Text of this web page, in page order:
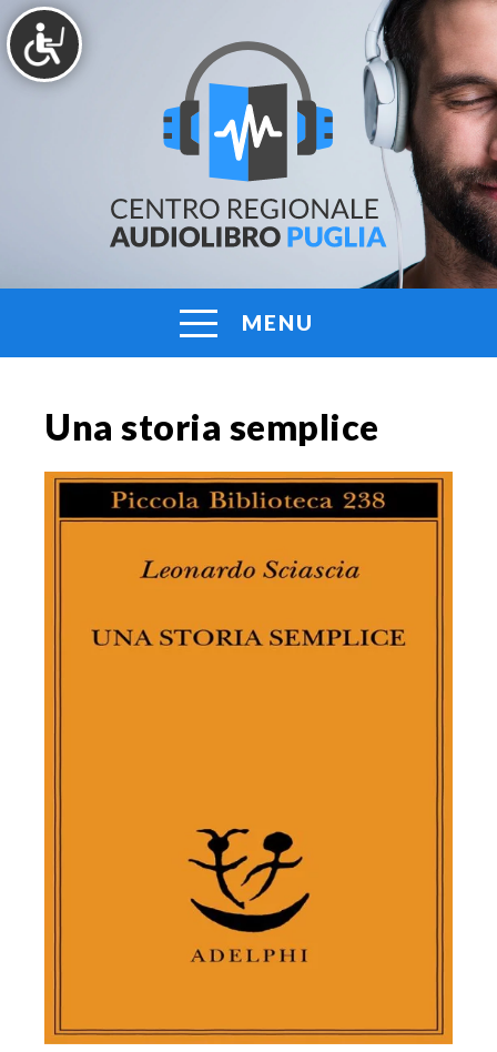
Vai
al
contenuto
AUDIOLIBRO
PUGLIA
Centro
Regionale
Puglia
MENU
Una storia semplice